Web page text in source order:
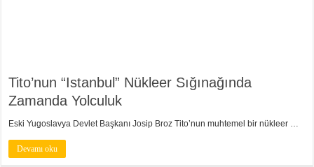
Tito’nun “Istanbul” Nükleer Sığınağında
Zamanda Yolculuk
Eski Yugoslavya Devlet Başkanı Josip Broz Tito’nun muhtemel bir nükleer …
Devamı oku